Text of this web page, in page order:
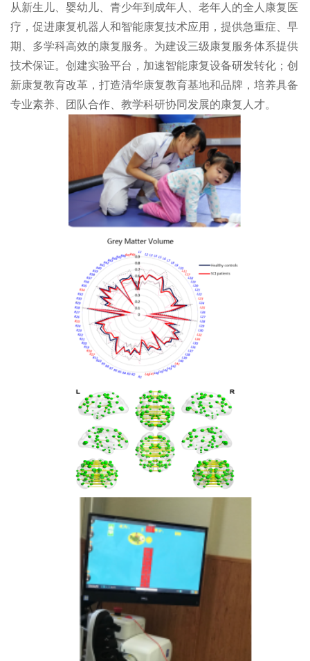
从新生儿、婴幼儿、青少年到成年人、老年人的全人康复医
疗，促进康复机器人和智能康复技术应用，提供急重症、早
期、多学科高效的康复服务。为建设三级康复服务体系提供
技术保证。创建实验平台，加速智能康复设备研发转化；创
新康复教育改革，打造清华康复教育基地和品牌，培养具备
专业素养、团队合作、教学科研协同发展的康复人才。